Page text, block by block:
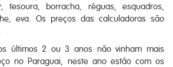
tesoura, borracha, réguas, esquadros,
eva. Os preços das calculadoras são
últimos 2 ou 3 anos não vinham mais
no Paraguai, neste ano estão com os